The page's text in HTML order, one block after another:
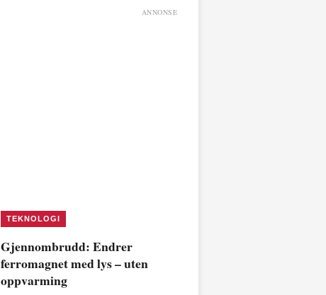
ANNONSE
TEKNOLOGI
Gjennombrudd: Endrer
ferromagnet med lys – uten
oppvarming